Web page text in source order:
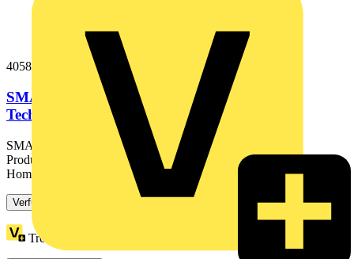
4058075846289
SMART+ Heizkörperthermostat mit WiFi-
Technologie
SMART+ Heizkörperthermostat mit WiFi-Technologie.
Produkteigenschaften: Kompatibel mit Amazon Alexa und Google
Home....
Verfügbar: 1 Händler
Treuepunkte: